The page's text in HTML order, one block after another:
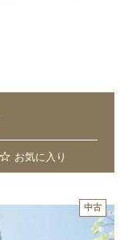
お気に入り
中古